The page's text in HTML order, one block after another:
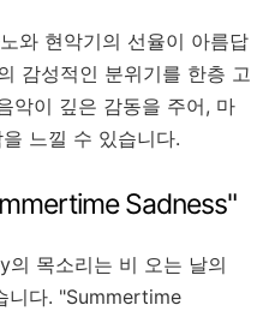
와 현악기의 선율이 아름답
감성적인 분위기를 한층 고
악이 깊은 감동을 주어, 마
느낄 수 있습니다.
Sadness"
의 목소리는 비 오는 날의
니다. "Summertime